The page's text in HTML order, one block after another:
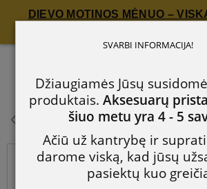
DIEVO MOTINOS MĖNUO –
Apvalios kapsulės CAPS:
iki 30 mm
Apvalios kapsulės
SVARBI INFORMACIJA!
Džiaugiamės Jūsų
produktais. Aksesuarų
šiuo metu yra 4 - 5
Ačiū už kantrybę ir
darome viską, kad jūsų
pasiektų kuo